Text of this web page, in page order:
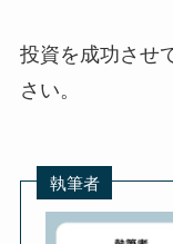
投資を成功させ
さい。
執筆者